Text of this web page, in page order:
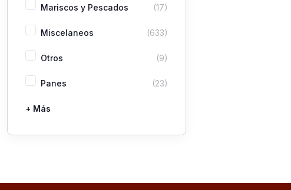
Mariscos y Pescados (17)
Miscelaneos (633)
Otros (9)
Panes (23)
Pastas
Picaderas
Sazones y Salsas
Vegetales
+ Más